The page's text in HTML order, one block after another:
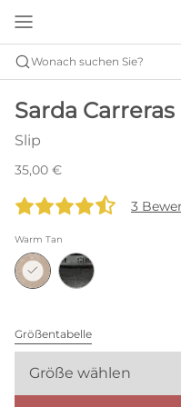
Wonach suchen Sie?
Sarda Carreras
Slip
35,00 €
3
Warm Tan
Größentabelle
Größe wählen